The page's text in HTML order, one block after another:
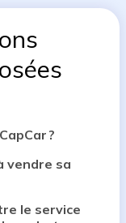
?
vendre sa
le service